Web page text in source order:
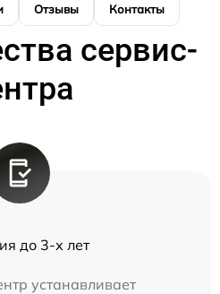
Отзывы Контакты
сервис-
до 3-х лет
устанавливает